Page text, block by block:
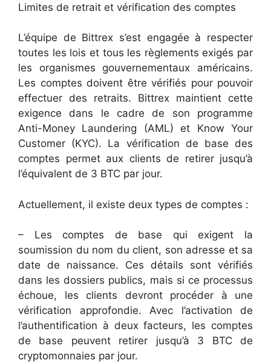
Limites de retrait et vérification des comptes
L’équipe de Bittrex s’est engagée à respecter
toutes les lois et tous les règlements exigés par
les organismes gouvernementaux américains.
Les comptes doivent être vérifiés pour pouvoir
effectuer des retraits. Bittrex maintient cette
exigence dans le cadre de son programme
Anti-Money Laundering (AML) et Know Your
Customer (KYC). La vérification de base des
comptes permet aux clients de retirer jusqu’à
l’équivalent de 3 BTC par jour.
Actuellement, il existe deux types de comptes :
– Les comptes de base qui exigent la
soumission du nom du client, son adresse et sa
date de naissance. Ces détails sont vérifiés
dans les dossiers publics, mais si ce processus
échoue, les clients devront procéder à une
vérification approfondie. Avec l’activation de
l’authentification à deux facteurs, les comptes
de base peuvent retirer jusqu’à 3 BTC de
cryptomonnaies par jour.